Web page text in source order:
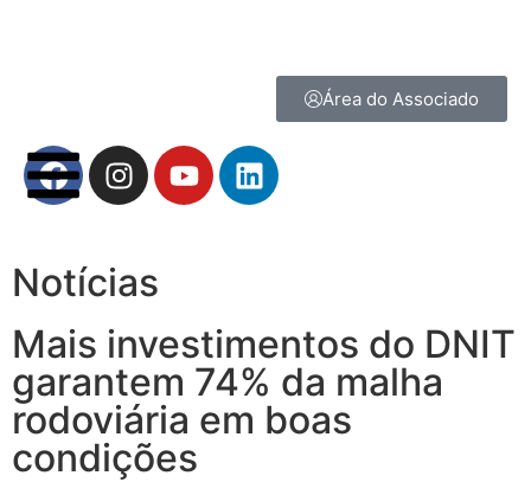
Área do Associado
Notícias
Mais investimentos do DNIT
garantem 74% da malha
rodoviária em boas
condições